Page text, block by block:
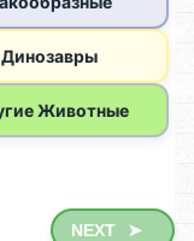
NEXT ➤